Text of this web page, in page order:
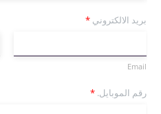
بريد الالكتروني *
Email
رقم الموبايل. *